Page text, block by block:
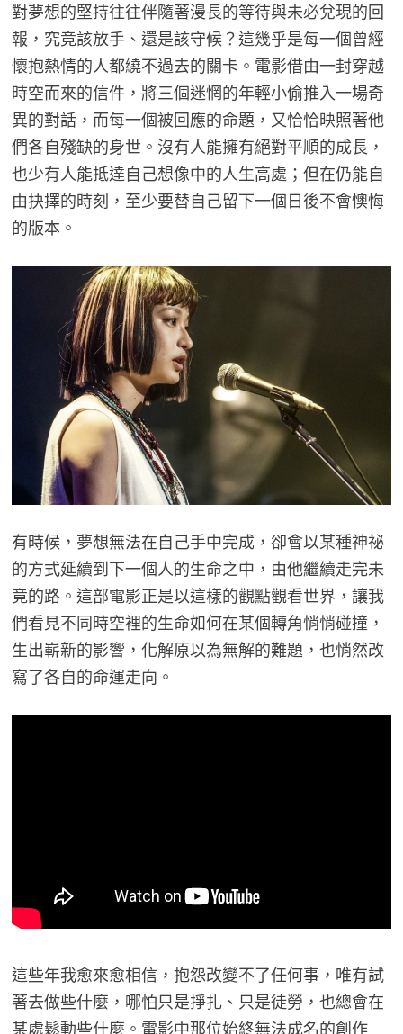
對夢想的堅持往往伴隨著漫長的等待與未必兌現的回
報，究竟該放手、還是該守候？這幾乎是每一個曾經
懷抱熱情的人都繞不過去的關卡。電影借由一封穿越
時空而來的信件，將三個迷惘的年輕小偷推入一場奇
異的對話，而每一個被回應的命題，又恰恰映照著他
們各自殘缺的身世。沒有人能擁有絕對平順的成長，
也少有人能抵達自己想像中的人生高處；但在仍能自
由抉擇的時刻，至少要替自己留下一個日後不會懊悔
的版本。
有時候，夢想無法在自己手中完成，卻會以某種神祕
的方式延續到下一個人的生命之中，由他繼續走完未
竟的路。這部電影正是以這樣的觀點觀看世界，讓我
們看見不同時空裡的生命如何在某個轉角悄悄碰撞，
生出嶄新的影響，化解原以為無解的難題，也悄然改
寫了各自的命運走向。
這些年我愈來愈相信，抱怨改變不了任何事，唯有試
著去做些什麼，哪怕只是掙扎、只是徒勞，也總會在
某處鬆動些什麼。電影中那位始終無法成名的創作